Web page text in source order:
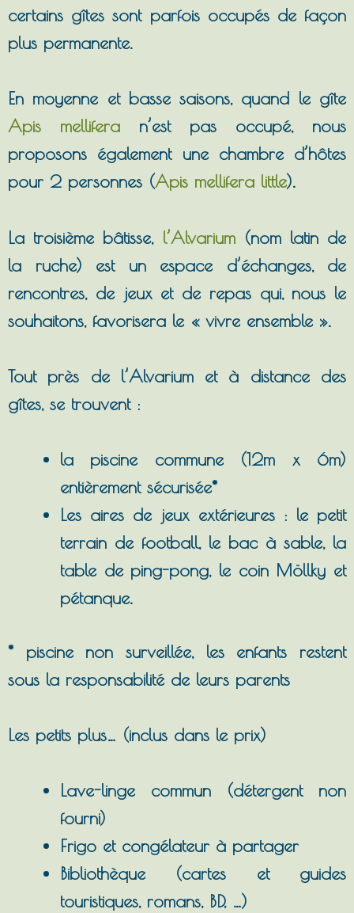
certains gîtes sont parfois occupés de façon
plus permanente.
En moyenne et basse saisons, quand le gîte
Apis mellifera n’est pas occupé, nous
proposons également une chambre d’hôtes
pour 2 personnes (Apis mellifera little).
La troisième bâtisse, l’Alvarium(nom latin de
la ruche) est un espace d’échanges, de
rencontres, de jeux et de repas qui, nous le
souhaitons, favorisera le « vivre ensemble ».
Tout près de l’Alvarium et à distance des
gîtes, se trouvent :
la piscine commune (12m x 6m)
entièrement sécurisée*
Les aires de jeux extérieures : le petit
terrain de football, le bac à sable, la
table de ping-pong, le coin Möllky et
pétanque.
* piscine non surveillée, les enfants restent
sous la responsabilité de leurs parents
Les petits plus… (inclus dans le prix)
Lave-linge commun (détergent non
fourni)
Frigo et congélateur à partager
Bibliothèque (cartes et guides
touristiques, romans, BD, …)